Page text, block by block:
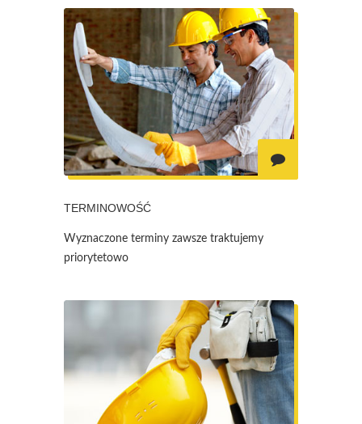
TERMINOWOŚĆ
Wyznaczone terminy zawsze traktujemy
priorytetowo